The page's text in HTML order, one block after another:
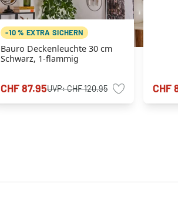
-10 % EXTRA SICHERN
Bauro Deckenleuchte 30 cm
Schwarz, 1-flammig
CHF 87.95UVP:CHF 120.95 CHF